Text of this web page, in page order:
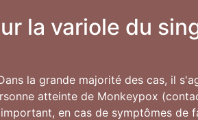
la variole du
la grande majorité des cas, il
atteinte de Monkeypox
en cas de symptômes de